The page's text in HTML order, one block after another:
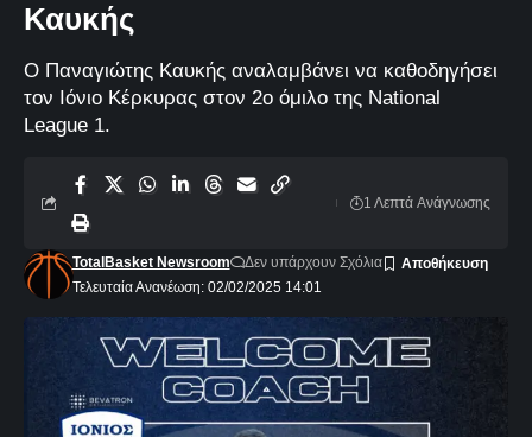
Καυκής
Ο Παναγιώτης Καυκής αναλαμβάνει να καθοδηγήσει
τον Ιόνιο Κέρκυρας στον 2ο όμιλο της National
League 1.
Τελευταία Ανανέωση: 02/02/2025 14:01
TotalBasket Newsroom Δεν υπάρχουν Σχόλια
1 Λεπτά Aνάγνωσης